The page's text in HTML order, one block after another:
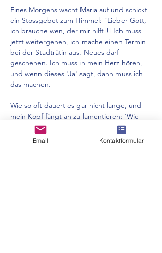
Eines Morgens wacht Maria auf und schickt
ein Stossgebet zum Himmel: "Lieber Gott,
ich brauche wen, der mir hilft!!! Ich muss
jetzt weitergehen, ich mache einen Termin
bei der Stadträtin aus. Neues darf
geschehen. Ich muss in mein Herz hören,
und wenn dieses 'Ja' sagt, dann muss ich
das machen.
Wie so oft dauert es gar nicht lange, und
mein Kopf fängt an zu lamentieren: 'Wie
soll das gehen? Wie soll das werden?' Doch
diesmal ist es anders: Ich höre mein Herz:
Email Kontaktformular